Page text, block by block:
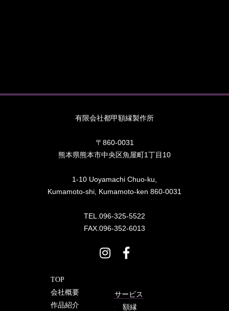
有限会社都甲額縁製作所
〒860-0031
熊本県熊本市中央区魚屋町1丁目10
1-10 Uoyamachi Chuo-ku,
Kumamoto-shi, Kumamoto-ken 860-0031
TEL.096-325-5522
FAX.096-352-6013
TOP
会社概要
作品紹介
サービス
額縁